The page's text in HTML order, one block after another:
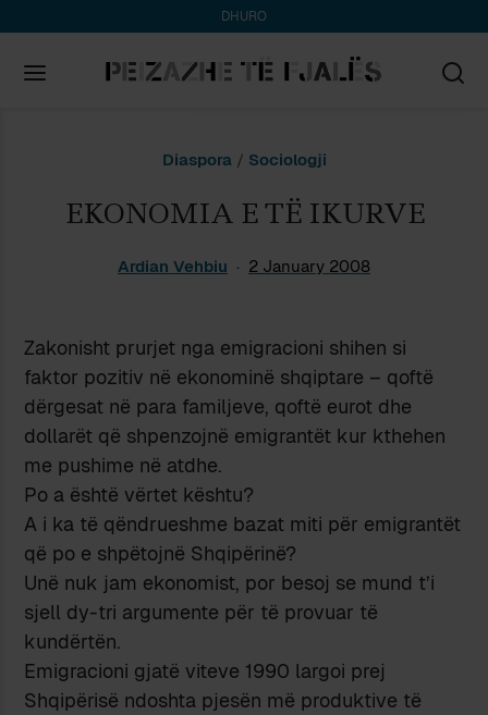
DHURO
Diaspora/ Sociologji
EKONOMIA E TË IKURVE
Ardian Vehbiu 2 January 2008
Zakonisht prurjet nga emigracioni shihen si
faktor pozitiv në ekonominë shqiptare – qoftë
dërgesat në para familjeve, qoftë eurot dhe
dollarët që shpenzojnë emigrantët kur kthehen
me pushime në atdhe.
Po a është vërtet kështu?
A i ka të qëndrueshme bazat miti për emigrantët
që po e shpëtojnë Shqipërinë?
Unë nuk jam ekonomist, por besoj se mund t’i
sjell dy-tri argumente për të provuar të
kundërtën.
Emigracioni gjatë viteve 1990 largoi prej
Shqipërisë ndoshta pjesën më produktive të